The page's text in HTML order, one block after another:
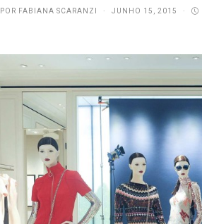
POR FABIANA SCARANZI JUNHO 15, 2015